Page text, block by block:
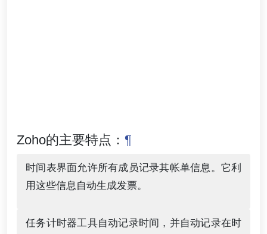
Zoho的主要特点： ¶
时间表界面允许所有成员记录其帐单信息。它利
用这些信息自动生成发票。
任务计时器工具自动记录时间，并自动记录在时